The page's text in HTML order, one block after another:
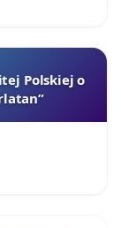
Polskiej o